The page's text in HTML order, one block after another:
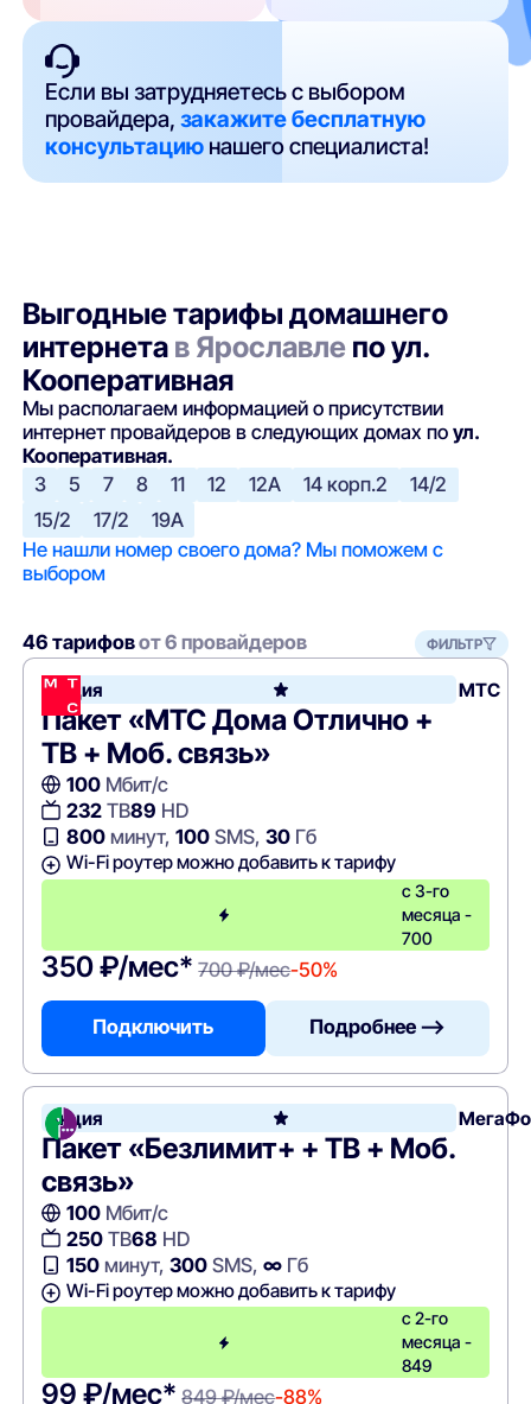
Если вы затрудняетесь с выбором
провайдера,закажите бесплатную
консультацию нашего специалиста!
Выгодные тарифы домашнего
интернета в Ярославле по ул.
Кооперативная
Мы располагаем информацией о присутствии
интернет провайдеров в следующих домах поул.
Кооперативная.
3
5 7 8 11 12 12А 14 корп.2
14/2
15/2
17/2
19А
Не нашли номер своего дома? Мы поможем с
выбором
46 тарифовот 6 провайдеров ФИЛЬТР
Акция МТС
Пакет «МТС Дома Отлично +
ТВ + Моб. связь»
100Мбит/с
232ТВ89 HD
800минут, 100SMS, 30Гб
Wi-Fi роутер можно добавить к тарифу
с 3-го
месяца -
700
350 ₽/мес* 700 ₽/мес-50%
Подключить Подробнее —>
Акция
Пакет «Безлимит+ + ТВ + Моб.
связь»
100Мбит/с
250ТВ68 HD
150минут, 300SMS, ∞Гб
Wi-Fi роутер можно добавить к тарифу
с 2-го
месяца -
849
99 ₽/мес* 849 ₽/мес-88%